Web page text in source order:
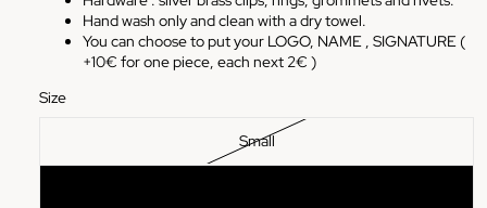
Hand wash only and clean with a dry towel.
You can choose to put your LOGO, NAME , SIGNATURE (
+10€ for one piece, each next 2€ )
Size
Small